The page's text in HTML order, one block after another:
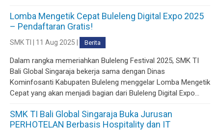
Lomba Mengetik Cepat Buleleng Digital Expo 2025
– Pendaftaran Gratis!
SMK TI | 11 Aug 2025 | Berita
Dalam rangka memeriahkan Buleleng Festival 2025, SMK TI
Bali Global Singaraja bekerja sama dengan Dinas
Kominfosanti Kabupaten Buleleng menggelar Lomba Mengetik
Cepat yang akan menjadi bagian dari Buleleng Digital Expo...
SMK TI Bali Global Singaraja Buka Jurusan
PERHOTELAN Berbasis Hospitality dan IT